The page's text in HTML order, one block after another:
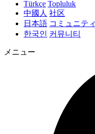
Türkçe Topluluk
中國人 社区
日本語 コミュニティ
한국인 커뮤니티
メニュー